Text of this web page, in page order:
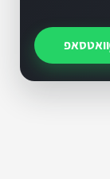
וואטסאפ